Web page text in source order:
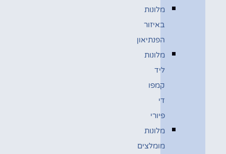
מלונות
באיזור
הפנתיאון
מלונות
ליד
קמפו
די
פיורי
מלונות
מומלצים